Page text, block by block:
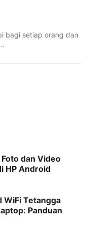
bagi setiap orang dan
dan Video
HP Android
WiFi Tetangga
Panduan